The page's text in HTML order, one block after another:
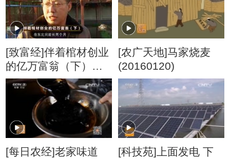
[致富经]伴着棺材创业
的亿万富翁（下）
20161125
[农广天地]马家烧麦
(20160120)
[每日农经]老家味道
[科技苑]上面发电 下